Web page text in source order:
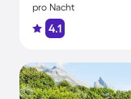
pro Nacht
4.1